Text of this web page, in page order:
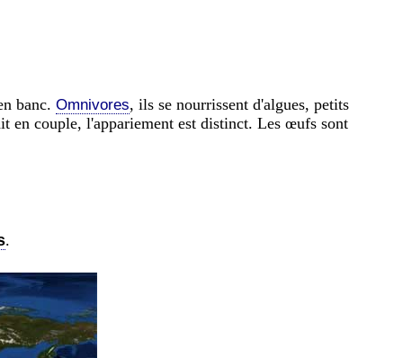
banc. Omnivores, ils se nourrissent d'algues, petits
en couple, l'appariement est distinct. Les œufs sont
.